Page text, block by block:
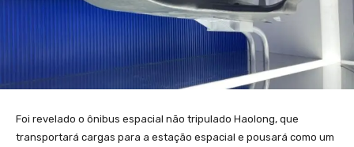
Foi revelado o ônibus espacial não tripulado Haolong, que
transportará cargas para a estação espacial e pousará como um